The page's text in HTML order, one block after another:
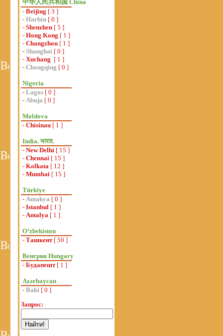
中华人民共和国 China
- Beijing [ 3 ]
- Harbin [ 0 ]
- Shenzhen [ 5 ]
- Hong Kong [ 1 ]
- Changzhou [ 1 ]
- Shanghai [ 0 ]
- Xuchang [ 1 ]
- Chongqing [ 0 ]
Nigeria
- Lagos [ 0 ]
- Abuja [ 0 ]
Moldova
- Chisinau [ 1 ]
India. भारत.
- New Delhi [ 15 ]
- Chennai [ 15 ]
- Kolkata [ 12 ]
- Mumbai [ 15 ]
Türkiye
- Antakya [ 0 ]
- Istanbul [ 1 ]
- Antalya [ 1 ]
Oʻzbekiston
- Ташкент[ 50 ]
Венгрия Hungary
- Будапешт[ 1 ]
Azərbaycan
- Baki [ 0 ]
Запрос: